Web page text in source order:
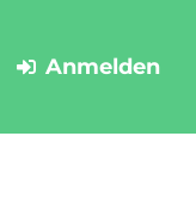
Anmelden